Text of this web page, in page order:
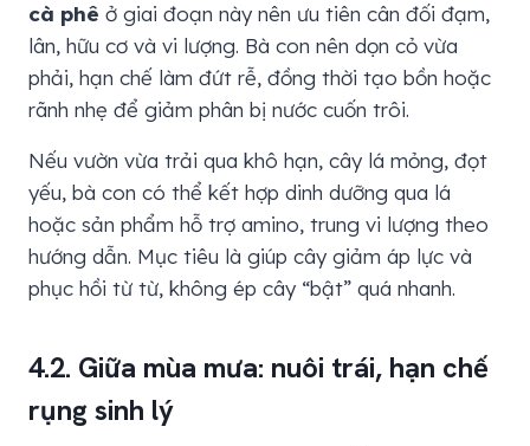
cà phê ở giai đoạn này nên ưu tiên cân đối đạm,
lân, hữu cơ và vi lượng. Bà con nên dọn cỏ vừa
phải, hạn chế làm đứt rễ, đồng thời tạo bồn hoặc
rãnh nhẹ để giảm phân bị nước cuốn trôi.
Nếu vườn vừa trải qua khô hạn, cây lá mỏng, đọt
yếu, bà con có thể kết hợp dinh dưỡng qua lá
hoặc sản phẩm hỗ trợ amino, trung vi lượng theo
hướng dẫn. Mục tiêu là giúp cây giảm áp lực và
phục hồi từ từ, không ép cây “bật” quá nhanh.
4.2. Giữa mùa mưa: nuôi trái, hạn chế
rụng sinh lý